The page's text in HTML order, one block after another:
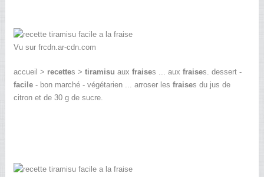
Vu sur frcdn.ar-cdn.com
accueil > recettes > tiramisu aux fraises ... aux fraises. dessert -
facile- bon marché - végétarien ... arroser les fraises du jus de
citron et de 30 g de sucre.